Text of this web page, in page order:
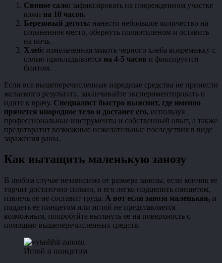
Свиное сало: зафиксировать на поврежденном участке
кожи на 10 часов.
Березовый деготь: нанести небольшое количество на
пораненное место, обернуть полиэтиленом и оставить
на ночь.
Хлеб: измельченная мякоть черного хлеба вперемежку с
солью прикладывается на 4-5 часов и фиксируется
бинтом.
Если все вышеперечисленные народные средства не принесли
желаемого результата, заканчивайте экспериментировать и
идите к врачу. Специалист быстро выяснит, где именно
прячется инородное тело и достанет его, используя
профессиональные инструменты и собственный опыт, а также
предотвратит возможные нежелательные последствия в виде
заражения раны.
Как вытащить маленькую занозу
В любом случае независимо от размера занозы, если кончик ее
торчит достаточно сильно, и его легко подцепить пинцетом,
извлечь ее не составит труда. А вот если заноза маленькая, и
поддеть ее пинцетом или иглой не представляется
возможным, попробуйте вытянуть ее на поверхность с
помощью вышеперечисленных средств.
Иглой и пинцетом